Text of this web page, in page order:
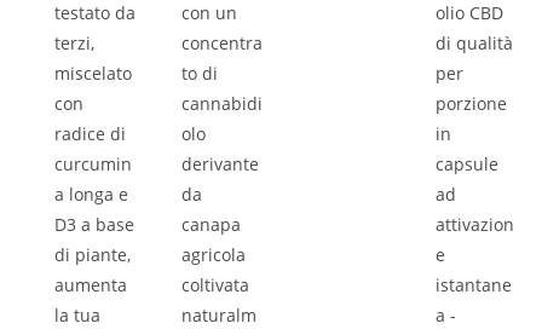
testato da
terzi,
miscelato
con
radice di
curcumin
a longa e
D3 a base
di piante,
aumenta
la tua
con un
concentra
to di
cannabidi
olo
derivante
da
canapa
agricola
coltivata
naturalm
olio CBD
di qualità
per
porzione
in
capsule
ad
attivazion
e
istantane
a -